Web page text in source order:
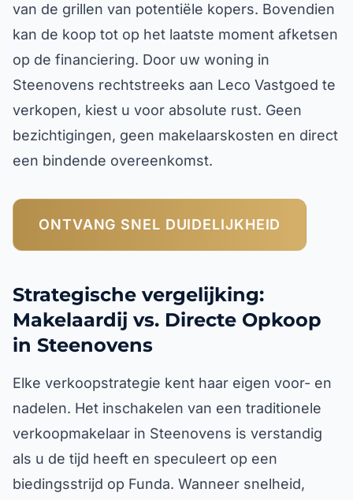
van de grillen van potentiële kopers. Bovendien
kan de koop tot op het laatste moment afketsen
op de financiering. Door uw woning in
Steenovens rechtstreeks aan Leco Vastgoed te
verkopen, kiest u voor absolute rust. Geen
bezichtigingen, geen makelaarskosten en direct
een bindende overeenkomst.
ONTVANG SNEL DUIDELIJKHEID
Strategische vergelijking:
Makelaardij vs. Directe Opkoop
in Steenovens
Elke verkoopstrategie kent haar eigen voor- en
nadelen. Het inschakelen van een traditionele
verkoopmakelaar in Steenovens is verstandig
als u de tijd heeft en speculeert op een
biedingsstrijd op Funda. Wanneer snelheid,